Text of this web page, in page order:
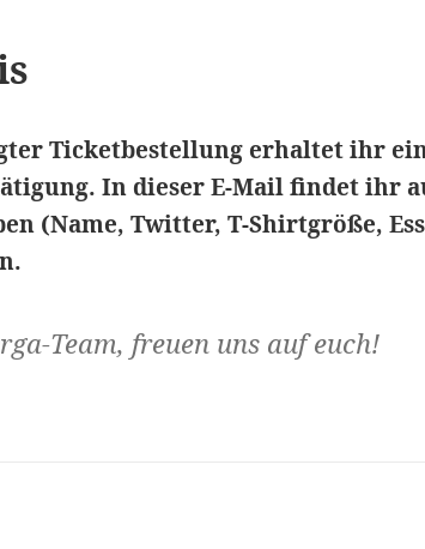
Ticketbestellung erhaltet ihr
In dieser E-Mail findet ihr
(Name, Twitter, T-Shirtgröße,
Team, freuen uns auf euch!